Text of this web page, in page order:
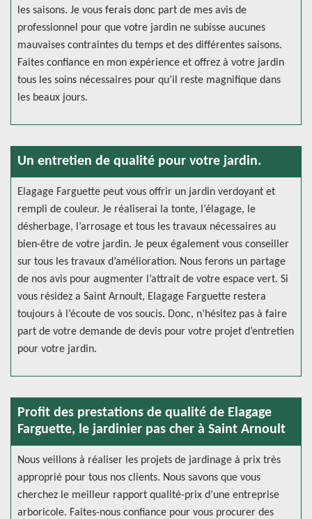
les saisons. Je vous ferais donc part de mes avis de
professionnel pour que votre jardin ne subisse aucunes
mauvaises contraintes du temps et des différentes saisons.
Faites confiance en mon expérience et offrez à votre jardin
tous les soins nécessaires pour qu’il reste magnifique dans
les beaux jours.
Un entretien de qualité pour votre jardin.
Elagage Farguette peut vous offrir un jardin verdoyant et
rempli de couleur. Je réaliserai la tonte, l’élagage, le
désherbage, l’arrosage et tous les travaux nécessaires au
bien-être de votre jardin. Je peux également vous conseiller
sur tous les travaux d’amélioration. Nous ferons un partage
de nos avis pour augmenter l’attrait de votre espace vert. Si
vous résidez a Saint Arnoult, Elagage Farguette restera
toujours à l’écoute de vos soucis. Donc, n’hésitez pas à faire
part de votre demande de devis pour votre projet d’entretien
pour votre jardin.
Profit des prestations de qualité de Elagage
Farguette, le jardinier pas cher à Saint Arnoult
Nous veillons à réaliser les projets de jardinage à prix très
approprié pour tous nos clients. Nous savons que vous
cherchez le meilleur rapport qualité-prix d’une entreprise
arboricole. Faites-nous confiance pour vous procurer des